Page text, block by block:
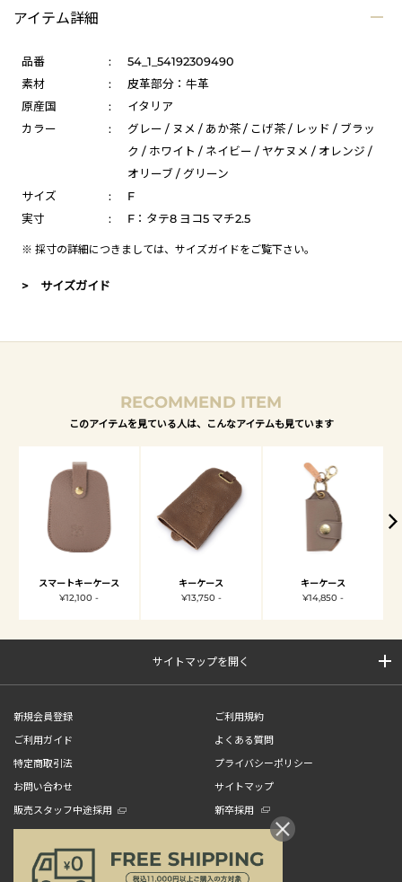
アイテム詳細
品番 :
54_1_54192309490
素材
:
皮革部分：牛革
原産国
:
イタリア
カラー
:
グレー / ヌメ / あか茶 / こげ茶 / レッド / ブラッ
ク / ホワイト / ネイビー / ヤケヌメ / オレンジ /
オリーブ / グリーン
サイズ
:
F
実寸
: F：タテ8 ヨコ5 マチ2.5
※ 採寸の詳細につきましては、 サイズガイドをご覧下さい。
> サイズガイド
RECOMMEND ITEM
このアイテムを見ている人は、こんなアイテムも見ています
スマートキーケース
¥12,100 -
キーケース
¥13,750 -
キーケース
¥14,850 -
サイトマップを開く
新規会員登録
ご利用規約
ご利用ガイド
よくある質問
特定商取引法
プライバシーポリシー
お問い合わせ
サイトマップ
販売スタッフ中途採用
新卒採用